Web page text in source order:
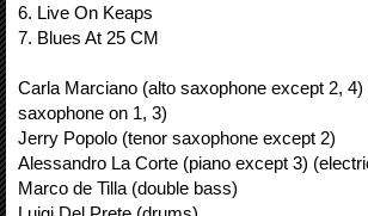
6. Live On Keaps
7. Blues At 25 CM
Carla Marciano (alto saxophone except 2, 4)
saxophone on 1, 3)
Jerry Popolo (tenor saxophone except 2)
Alessandro La Corte (piano except 3)
Marco de Tilla (double bass)